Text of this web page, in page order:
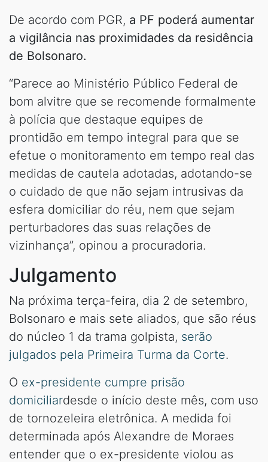
De acordo com PGR, a PF poderá aumentar
a vigilância nas proximidades da residência
de Bolsonaro.
“Parece ao Ministério Público Federal de
bom alvitre que se recomende formalmente
à polícia que destaque equipes de
prontidão em tempo integral para que se
efetue o monitoramento em tempo real das
medidas de cautela adotadas, adotando-se
o cuidado de que não sejam intrusivas da
esfera domiciliar do réu, nem que sejam
perturbadores das suas relações de
vizinhança”, opinou a procuradoria.
Julgamento
Na próxima terça-feira, dia 2 de setembro,
Bolsonaro e mais sete aliados, que são réus
do núcleo 1 da trama golpista, serão
julgados pela Primeira Turma da Corte.
O ex-presidente cumpre prisão
domiciliardesde o início deste mês, com uso
de tornozeleira eletrônica. A medida foi
determinada após Alexandre de Moraes
entender que o ex-presidente violou as